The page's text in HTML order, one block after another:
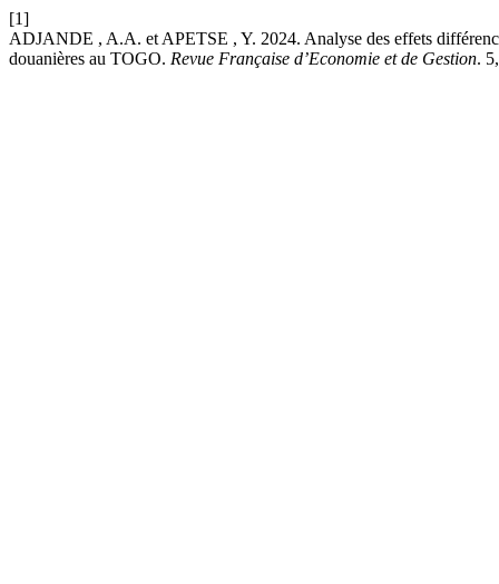
[1]
ADJANDE , A.A. et APETSE , Y. 2024. Analyse des effets
douanières au TOGO. Revue Française d’Economie et de Gestion.